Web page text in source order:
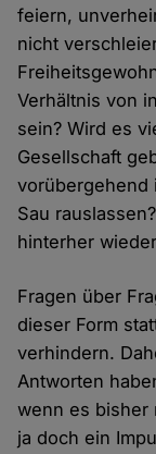
feiern,
nicht
Verhältnis von
sein? Wird es
Gesellschaft
vorübergehend
Sau
hinterher
Fragen über
dieser Form
verhindern.
Antworten
wenn es bisher
ja doch ein